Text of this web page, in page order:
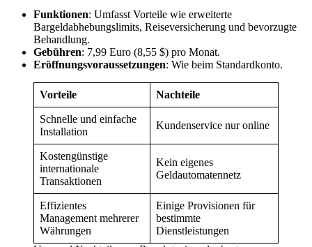
Funktionen: Umfasst Vorteile wie erweiterte
Bargeldabhebungslimits, Reiseversicherung und bevorzugte
Behandlung.
Gebühren: 7,99 Euro (8,55 $) pro Monat.
Eröffnungsvoraussetzungen: Wie beim Standardkonto.
Vorteile Nachteile
Schnelle und einfache
Installation
Kundenservice nur online
Kostengünstige
internationale
Transaktionen
Kein eigenes
Geldautomatennetz
Effizientes
Management mehrerer
Währungen
Einige Provisionen für
bestimmte
Dienstleistungen